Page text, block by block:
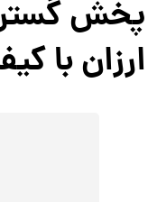
پخش
ارزان با